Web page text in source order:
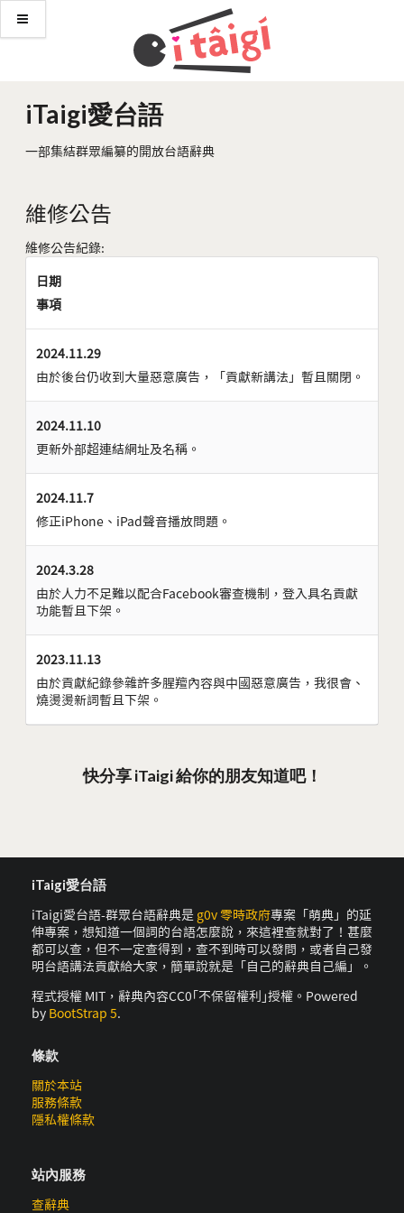
iTaigi愛台語
一部集結群眾編纂的開放台語辭典
維修公告
維修公告紀錄:
日期
事項
2024.11.29
由於後台仍收到大量惡意廣告，「貢獻新講法」暫且關閉。
2024.11.10
更新外部超連結網址及名稱。
2024.11.7
修正iPhone、iPad聲音播放問題。
2024.3.28
由於人力不足難以配合Facebook審查機制，登入具名貢獻
功能暫且下架。
2023.11.13
由於貢獻紀錄參雜許多腥羶內容與中國惡意廣告，我很會、
燒燙燙新詞暫且下架。
快分享 iTaigi 給你的朋友知道吧！
iTaigi愛台語
iTaigi愛台語-群眾台語辭典是 g0v 零時政府專案「萌典」的延
伸專案，想知道一個詞的台語怎麼說，來這裡查就對了！甚麼
都可以查，但不一定查得到，查不到時可以發問，或者自己發
明台語講法貢獻給大家，簡單說就是「自己的辭典自己編」。
程式授權 MIT，辭典內容CC0｢不保留權利｣授權。Powered
by BootStrap 5.
條款
關於本站
服務條款
隱私權條款
站內服務
查辭典